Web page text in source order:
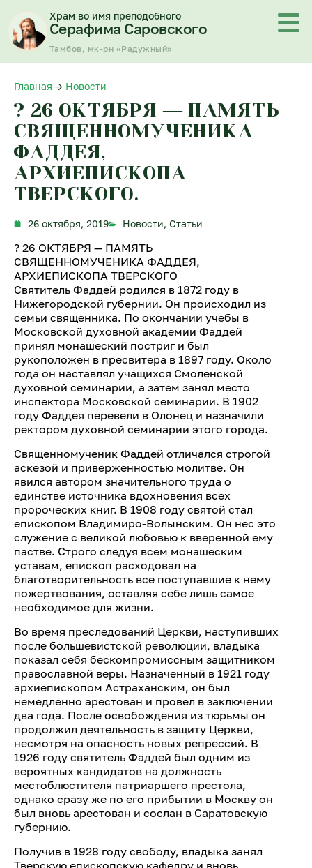
содержимому
Храм во имя преподобного
Серафима Саровского
Тамбов, мк-рн «Радужный»
Главная → Новости
? 26 ОКТЯБРЯ — ПАМЯТЬ
СВЯЩЕННОМУЧЕНИКА
ФАДДЕЯ,
АРХИЕПИСКОПА
ТВЕРСКОГО.
26 октября, 2019 Новости, Статьи
? 26 ОКТЯБРЯ — ПАМЯТЬ
СВЯЩЕННОМУЧЕНИКА ФАДДЕЯ,
АРХИЕПИСКОПА ТВЕРСКОГО
Святитель Фаддей родился в 1872 году в
Нижегородской губернии. Он происходил из
семьи священника. По окончании учебы в
Московской духовной академии Фаддей
принял монашеский постриг и был
рукоположен в пресвитера в 1897 году. Около
года он наставлял учащихся Смоленской
духовной семинарии, а затем занял место
инспектора Московской семинарии. В 1902
году Фаддея перевели в Олонец и назначили
ректором духовной семинарии этого города.
Священномученик Фаддей отличался строгой
аскезой и приверженностью молитве. Он
явился автором значительного труда о
единстве источника вдохновения всех
пророческих книг. В 1908 году святой стал
епископом Владимиро-Волынским. Он нес это
служение с великой любовью к вверенной ему
пастве. Строго следуя всем монашеским
уставам, епископ расходовал на
благотворительность все поступавшие к нему
пожертвования, оставляя себе лишь самое
необходимое для жизни.
Во время преследований Церкви, наступивших
после большевистской революции, владыка
показал себя бескомпромиссным защитником
православной веры. Назначенный в 1921 году
архиепископом Астраханским, он был
немедленно арестован и провел в заключении
два года. После освобождения из тюрьмы он
продолжил деятельность в защиту Церкви,
несмотря на опасность новых репрессий. В
1926 году святитель Фаддей был одним из
вероятных кандидатов на должность
местоблюстителя патриаршего престола,
однако сразу же по его прибытии в Москву он
был вновь арестован и сослан в Саратовскую
губернию.
Получив в 1928 году свободу, владыка занял
Тверскую епископскую кафедру и вновь